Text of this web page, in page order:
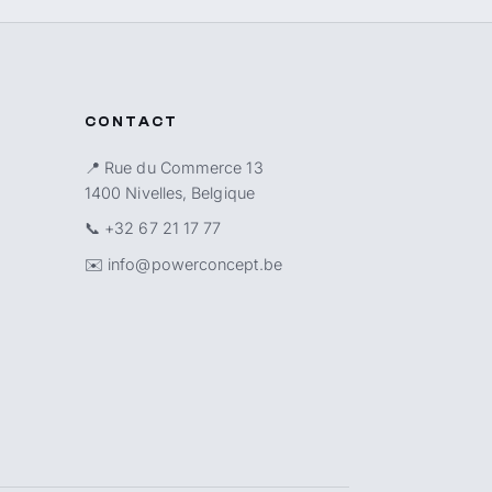
CONTACT
📍 Rue du Commerce 13
1400 Nivelles, Belgique
📞 +32 67 21 17 77
✉️ info@powerconcept.be